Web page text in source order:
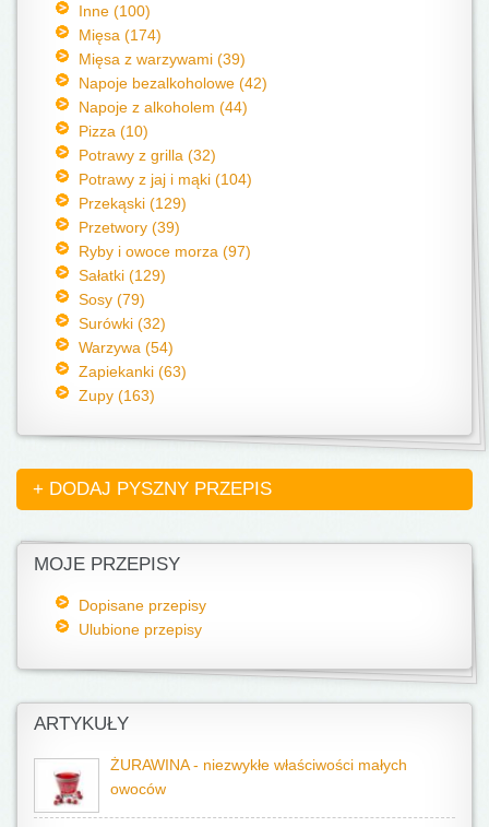
Inne (100)
Mięsa (174)
Mięsa z warzywami (39)
Napoje bezalkoholowe (42)
Napoje z alkoholem (44)
Pizza (10)
Potrawy z grilla (32)
Potrawy z jaj i mąki (104)
Przekąski (129)
Przetwory (39)
Ryby i owoce morza (97)
Sałatki (129)
Sosy (79)
Surówki (32)
Warzywa (54)
Zapiekanki (63)
Zupy (163)
+ DODAJ PYSZNY PRZEPIS
MOJE PRZEPISY
Dopisane przepisy
Ulubione przepisy
ARTYKUŁY
ŻURAWINA - niezwykłe właściwości małych
owoców